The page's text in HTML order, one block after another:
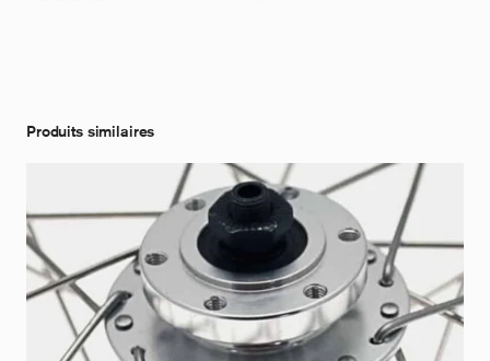
Produits similaires